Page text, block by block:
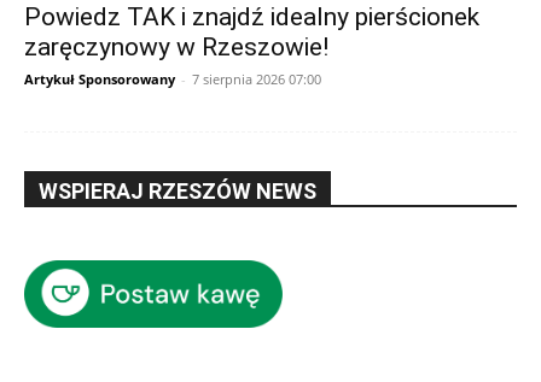
Powiedz TAK i znajdź idealny pierścionek
zaręczynowy w Rzeszowie!
Artykuł Sponsorowany - 7 sierpnia 2026 07:00
WSPIERAJ RZESZÓW NEWS